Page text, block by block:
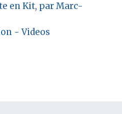
en Kit, par Marc-
- Videos